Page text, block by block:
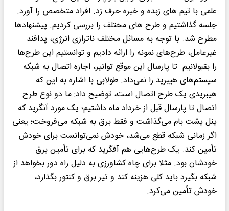
علمی با تیم های زبده و خبره حرف زد. افراد متخصص را آورد.
جلسه گذاشتیم و طرح های مختلف را بررسی کردیم. پیشنهادها
مطرح شد. با توجه به مسائل مختلف ناترازی انرژی، پدافند
غیرعامل، طرح‌های نمونه را ارائه دادیم و توانستیم این طرح‌ها
را بقبولانیم. تا پارسال این موقع توانیر، اجازه اتصال به شبکه
سیستم‌های هیبرید را نمی‌داد. طولابی با اشاره به این که
هیبریدی یک طرح اتصال است، توضیح داد: ما دو نوع طرح
اتصال تا پارسال قبل از خرداد ماه داشتیم؛ یک مورد آنگرید که
پنل پشت بام می‌گذاشت و فقط برق به شبکه می‌فروخت؛ یعنی
اگر زمانی شبکه قطع می‌شد، خودش نمی‌توانست برای خودش
تأمین کند. یک طرح‌هایی هم آفگرید که برای تأمین برق
خودشان بود. مثلا برای چاه کشاورزی به دلیل راه دور بخواهد از
شبکه بگیرد باید کلی هزینه کند و تیر برق و کنتور بگذارد،
خودش تأمین می‌کرد.